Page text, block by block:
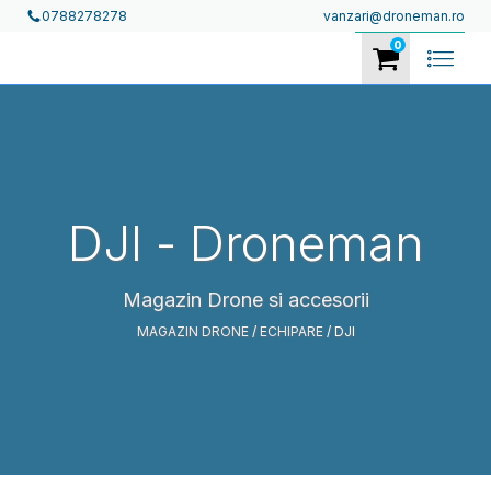
0788278278 vanzari@droneman.ro
0
DJI - Droneman
Magazin Drone si accesorii
MAGAZIN DRONE/ECHIPARE/ DJI